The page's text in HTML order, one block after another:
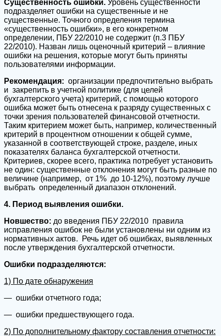
Существенность ошибки. Уровень существенности
подразделяет ошибки на существенные и не
существенные. Точного определения термина
«существенность ошибки», в его конкретном
определении, ПБУ 22/2010 не содержит (п.3 ПБУ
22/2010). Назван лишь оценочный критерий – влияние
ошибки на решения, которые могут быть приняты
пользователями информации.
Рекомендация: организации предпочтительно выбрать
и закрепить в учетной политике (для целей
бухгалтерского учета) критерий, с помощью которого
ошибка может быть отнесена к разряду существенных с
точки зрения пользователей финансовой отчетности.
Таким критерием может быть, например, количественный
критерий в процентном отношении к общей сумме,
указанной в соответствующей строке, разделе, иных
показателях баланса бухгалтерской отчетности.
Критериев, скорее всего, практика потребует установить
не один: существенные отклонения могут быть разные по
величине (например, от 1% до 10-12%), поэтому лучше
выбрать определенный диапазон отклонений.
4. Период выявления ошибки.
Новшество: до введения ПБУ 22/2010 правила
исправления ошибок не были установлены ни одним из
нормативных актов. Речь идет об ошибках, выявленных
после утверждения бухгалтерской отчетности.
Ошибки подразделяются:
1) По дате обнаружения
— ошибки отчетного года;
— ошибки предшествующего года.
2) По дополнительному фактору составления отчетности: